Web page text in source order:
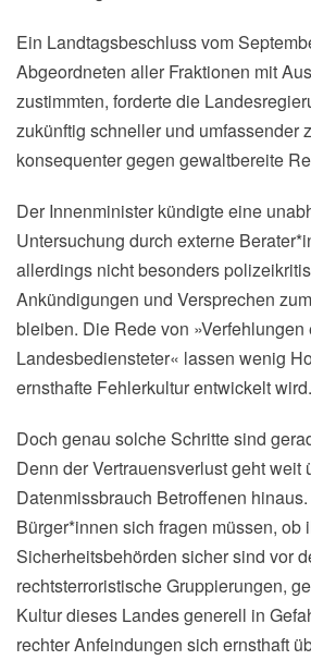
Ein Landtagsbeschluss vom
Abgeordneten aller Fraktionen mit
zustimmten, forderte die
zukünftig schneller und umfassender
konsequenter gegen gewaltbereite
Der Innenminister kündigte eine
Untersuchung durch externe
allerdings nicht besonders
Ankündigungen und Versprechen
bleiben. Die Rede von
Landesbediensteter« lassen wenig
ernsthafte Fehlerkultur entwickelt wird.
Doch genau solche Schritte sind
Denn der Vertrauensverlust geht weit
Datenmissbrauch Betroffenen
Bürger*innen sich fragen müssen, ob
Sicherheitsbehörden sicher sind vor
rechtsterroristische Gruppierungen,
Kultur dieses Landes generell in
rechter Anfeindungen sich ernsthaft